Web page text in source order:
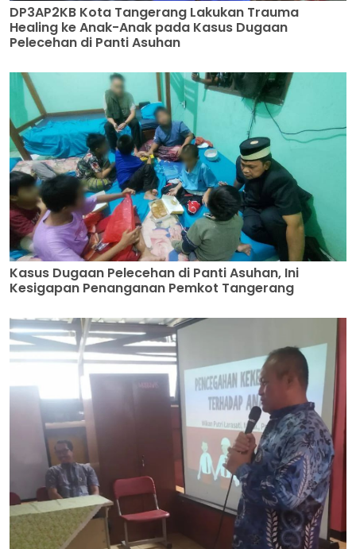
DP3AP2KB Kota Tangerang Lakukan Trauma
Healing ke Anak-Anak pada Kasus Dugaan
Pelecehan di Panti Asuhan
Kasus Dugaan Pelecehan di Panti Asuhan, Ini
Kesigapan Penanganan Pemkot Tangerang